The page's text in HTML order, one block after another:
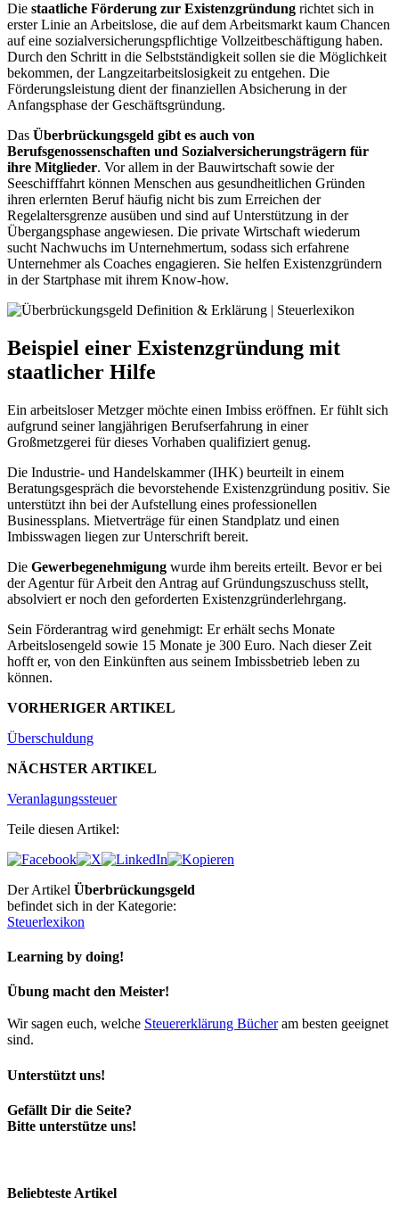
Die staatliche Förderung zur Existenzgründung richtet sich in
erster Linie an Arbeitslose, die auf dem Arbeitsmarkt kaum Chancen
auf eine sozialversicherungspflichtige Vollzeitbeschäftigung haben.
Durch den Schritt in die Selbstständigkeit sollen sie die Möglichkeit
bekommen, der Langzeitarbeitslosigkeit zu entgehen. Die
Förderungsleistung dient der finanziellen Absicherung in der
Anfangsphase der Geschäftsgründung.
Das Überbrückungsgeld gibt es auch von
Berufsgenossenschaften und Sozialversicherungsträgern für
ihre Mitglieder. Vor allem in der Bauwirtschaft sowie der
Seeschifffahrt können Menschen aus gesundheitlichen Gründen
ihren erlernten Beruf häufig nicht bis zum Erreichen der
Regelaltersgrenze ausüben und sind auf Unterstützung in der
Übergangsphase angewiesen. Die private Wirtschaft wiederum
sucht Nachwuchs im Unternehmertum, sodass sich erfahrene
Unternehmer als Coaches engagieren. Sie helfen Existenzgründern
in der Startphase mit ihrem Know-how.
Beispiel einer Existenzgründung mit
staatlicher Hilfe
Ein arbeitsloser Metzger möchte einen Imbiss eröffnen. Er fühlt sich
aufgrund seiner langjährigen Berufserfahrung in einer
Großmetzgerei für dieses Vorhaben qualifiziert genug.
Die Industrie- und Handelskammer (IHK) beurteilt in einem
Beratungsgespräch die bevorstehende Existenzgründung positiv. Sie
unterstützt ihn bei der Aufstellung eines professionellen
Businessplans. Mietverträge für einen Standplatz und einen
Imbisswagen liegen zur Unterschrift bereit.
Die Gewerbegenehmigung wurde ihm bereits erteilt. Bevor er bei
der Agentur für Arbeit den Antrag auf Gründungszuschuss stellt,
absolviert er noch den geforderten Existenzgründerlehrgang.
Sein Förderantrag wird genehmigt: Er erhält sechs Monate
Arbeitslosengeld sowie 15 Monate je 300 Euro. Nach dieser Zeit
hofft er, von den Einkünften aus seinem Imbissbetrieb leben zu
können.
VORHERIGER ARTIKEL
Überschuldung
NÄCHSTER ARTIKEL
Veranlagungssteuer
Teile diesen Artikel:
Der Artikel Überbrückungsgeld
befindet sich in der Kategorie:
Steuerlexikon
Learning by doing!
Übung macht den Meister!
Wir sagen euch, welche Steuererklärung Bücheram besten geeignet
sind.
Unterstützt uns!
Gefällt Dir die Seite?
Bitte unterstütze uns!
Beliebteste Artikel